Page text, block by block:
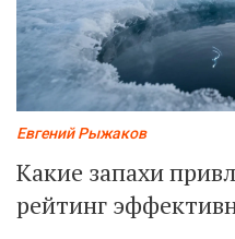
Евгений Рыжаков
Какие запахи
рейтинг